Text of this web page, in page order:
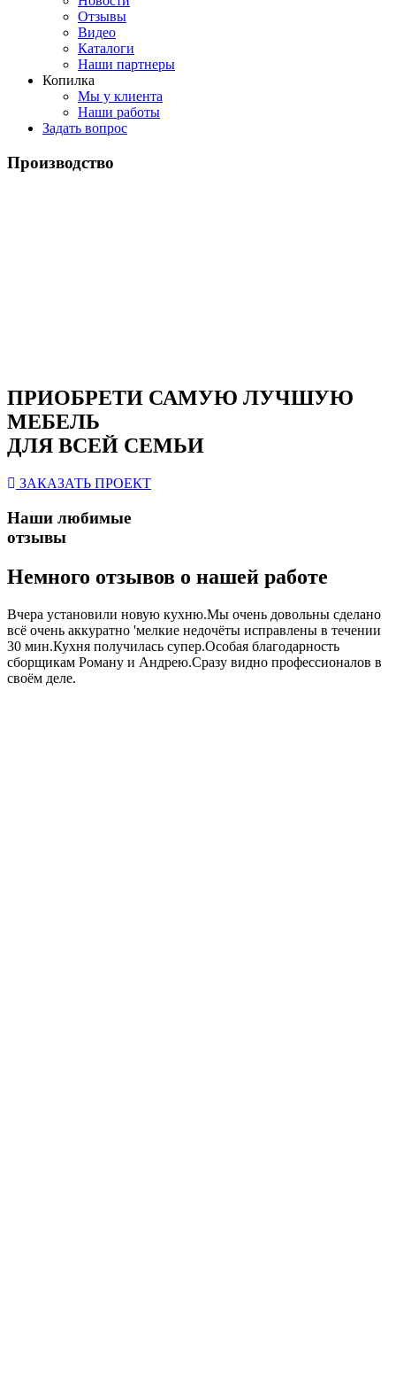
Отзывы
Видео
Каталоги
Наши партнеры
Копилка
Мы у клиента
Наши работы
Задать вопрос
Производство
ПРИОБРЕТИ САМУЮ ЛУЧШУЮ
МЕБЕЛЬ
ДЛЯ ВСЕЙ СЕМЬИ
ЗАКАЗАТЬ ПРОЕКТ
Наши любимые
отзывы
Немного отзывов о нашей работе
Вчера установили новую кухню.Мы очень довольны сделано
всё очень аккуратно 'мелкие недочёты исправлены в течении
30 мин.Кухня получилась супер.Особая благодарность
сборщикам Роману и Андрею.Сразу видно профессионалов в
своём деле.